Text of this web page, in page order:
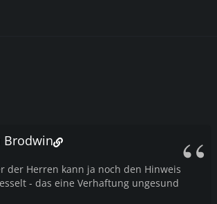
Brodwin
der Herren kann ja noch den Hinweis
- das eine Verhaftung ungesund